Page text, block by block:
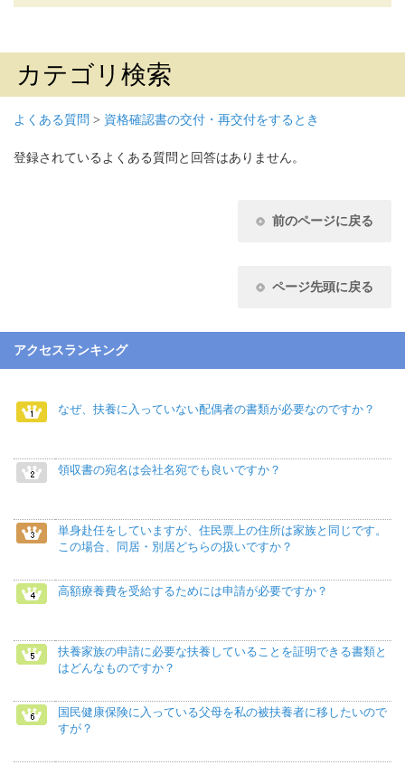
カテゴリ検索
よくある質問 > 資格確認書の交付・再交付をするとき
登録されているよくある質問と回答はありません。
前のページに戻る
ページ先頭に戻る
アクセスランキング
なぜ、扶養に入っていない配偶者の書類が必要なのですか？
領収書の宛名は会社名宛でも良いですか？
単身赴任をしていますが、住民票上の住所は家族と同じです。
この場合、同居・別居どちらの扱いですか？
高額療養費を受給するためには申請が必要ですか？
扶養家族の申請に必要な扶養していることを証明できる書類と
はどんなものですか？
国民健康保険に入っている父母を私の被扶養者に移したいので
すが？